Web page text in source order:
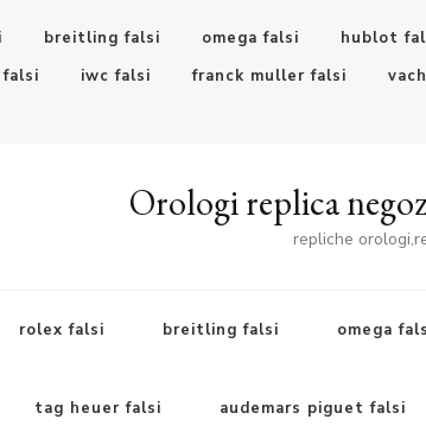
breitling falsi omega falsi hublot
iwc falsi franck muller falsi
Orologi replica
repliche
rolex falsi breitling falsi omega
tag heuer falsi audemars piguet falsi